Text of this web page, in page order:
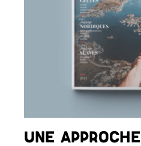
UNE APPROCHE